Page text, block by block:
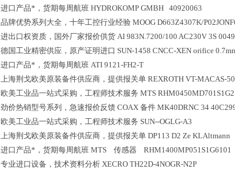
进口产品*，货期每周航班 HYDROKOMP GMBH 40920063
品牌优势系列大全，十年工控行业经验 MOOG D663Z4307K/
进出口权资质，国外厂家报价供货 AI 983N.7200/100 AC230V 3S
德国工业精密供应，原产证明进口 SUN-1458 CNCC-XEN orifice
进口产品*，货期每周航班 ATI 9121-FH2-T
上海荆戈欧美原装备件供应商，提供报关单 REXROTH VT-MACAS-
欧美工业品一站式采购，工程师技术服务 MTS
劲价热销型号系列，急速报价反馈 COAX 备件 MK40DRNC 34
欧美工业品一站式采购，工程师技术服务 SUN--OGLG-A3
上海荆戈欧美原装备件供应商，提供报关单 DP113 D2 Ze KLAltmann
进口产品*，货期每周航班 MTS 传感器 RHM1400MP051S1G6101
专业进口设备，技术资料分析 XECRO TH22D-4NOGR-N2P